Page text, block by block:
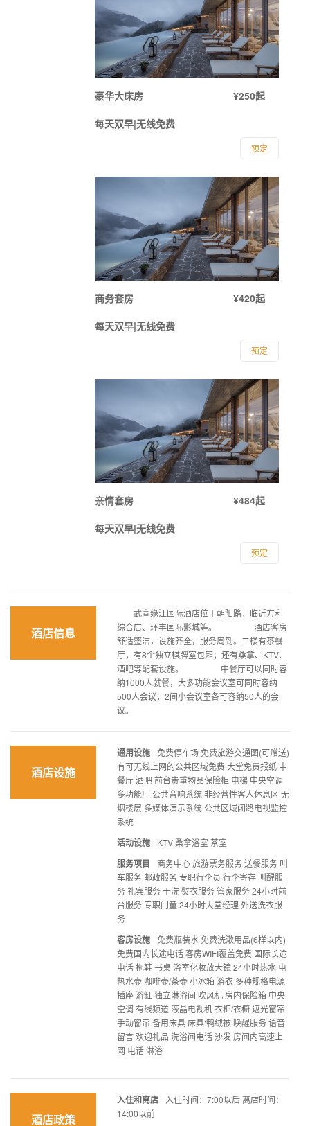
豪华大床房
¥250起
每天双早|无线免费
预定
商务套房
¥420起
每天双早|无线免费
预定
亲情套房
¥484起
每天双早|无线免费
预定
酒店信息
武宣缘江国际酒店位于朝阳路，临近方利
综合店、环丰国际影城等。 酒店客房
舒适整洁，设施齐全，服务周到。二楼有茶餐
厅，有8个独立棋牌室包厢；还有桑拿、KTV、
酒吧等配套设施。 中餐厅可以同时容
纳1000人就餐，大多功能会议室可同时容纳
500人会议，2间小会议室各可容纳50人的会
议。
酒店设施
通用设施 免费停车场 免费旅游交通图(可赠送)
有可无线上网的公共区域免费 大堂免费报纸 中
餐厅 酒吧 前台贵重物品保险柜 电梯 中央空调
多功能厅 公共音响系统 非经营性客人休息区 无
烟楼层 多媒体演示系统 公共区域闭路电视监控
系统
活动设施 KTV 桑拿浴室 茶室
服务项目
商务中心 旅游票务服务 送餐服务 叫
车服务 邮政服务 专职行李员 行李寄存 叫醒服
务 礼宾服务 干洗 熨衣服务 管家服务 24小时前
台服务 专职门童 24小时大堂经理 外送洗衣服
务
客房设施 免费瓶装水 免费洗漱用品(6样以内)
免费国内长途电话 客房WIFI覆盖免费 国际长途
电话 拖鞋 书桌 浴室化妆放大镜 24小时热水 电
热水壶 咖啡壶/茶壶 小冰箱 浴衣 多种规格电源
插座 浴缸 独立淋浴间 吹风机 房内保险箱 中央
空调 有线频道 液晶电视机 衣柜/衣橱 遮光窗帘
手动窗帘 备用床具 床具:鸭绒被 唤醒服务 语音
留言 欢迎礼品 洗浴间电话 沙发 房间内高速上
网 电话 淋浴
酒店政策
入住和离店
入住时间：7:00以后 离店时间：
14:00以前